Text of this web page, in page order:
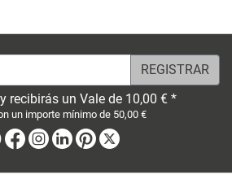
recibirás un Vale de 10,00 € *
un importe mínimo de 50,00 €
BlogFacebook
Instagram
LinkedinPinterest